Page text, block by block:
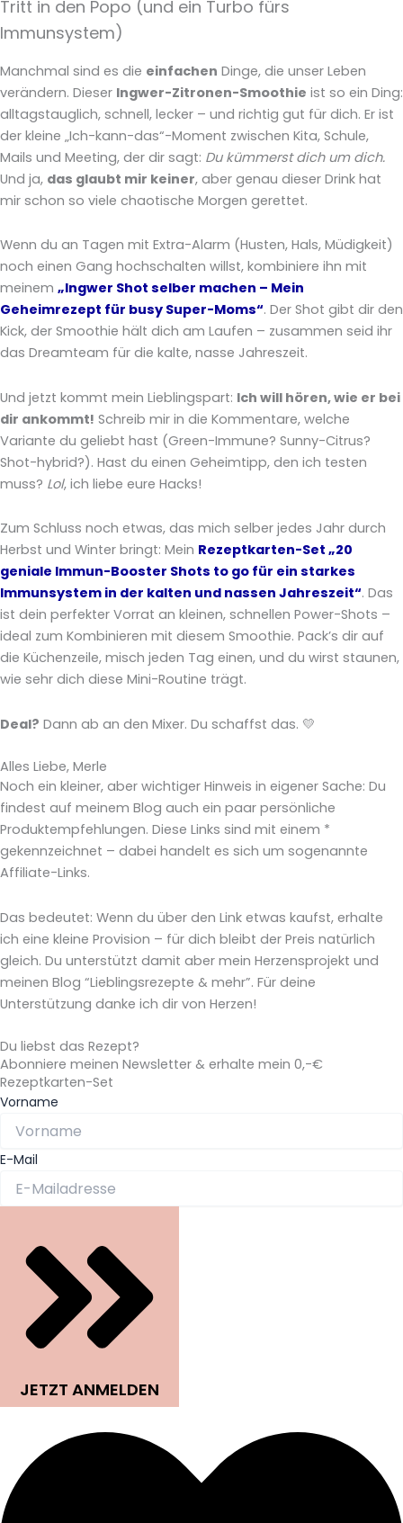
Tritt in den Popo (und ein Turbo fürs
Immunsystem)
Manchmal sind es die einfachen Dinge, die unser Leben
verändern. Dieser Ingwer-Zitronen-Smoothie ist so ein Ding:
alltagstauglich, schnell, lecker – und richtig gut für dich. Er ist
der kleine „Ich-kann-das“-Moment zwischen Kita, Schule,
Mails und Meeting, der dir sagt: Du kümmerst dich um dich.
Und ja, das glaubt mir keiner, aber genau dieser Drink hat
mir schon so viele chaotische Morgen gerettet.
Wenn du an Tagen mit Extra-Alarm (Husten, Hals, Müdigkeit)
noch einen Gang hochschalten willst, kombiniere ihn mit
meinem „Ingwer Shot selber machen – Mein
Geheimrezept für busy Super-Moms“. Der Shot gibt dir den
Kick, der Smoothie hält dich am Laufen – zusammen seid ihr
das Dreamteam für die kalte, nasse Jahreszeit.
Und jetzt kommt mein Lieblingspart: Ich will hören, wie er bei
dir ankommt! Schreib mir in die Kommentare, welche
Variante du geliebt hast (Green-Immune? Sunny-Citrus?
Shot-hybrid?). Hast du einen Geheimtipp, den ich testen
muss? Lol, ich liebe eure Hacks!
Zum Schluss noch etwas, das mich selber jedes Jahr durch
Herbst und Winter bringt: Mein Rezeptkarten-Set „20
geniale Immun-Booster Shots to go für ein starkes
Immunsystem in der kalten und nassen Jahreszeit“. Das
ist dein perfekter Vorrat an kleinen, schnellen Power-Shots –
ideal zum Kombinieren mit diesem Smoothie. Pack’s dir auf
die Küchenzeile, misch jeden Tag einen, und du wirst staunen,
wie sehr dich diese Mini-Routine trägt.
Deal? Dann ab an den Mixer. Du schaffst das. 💛
Alles Liebe, Merle
Noch ein kleiner, aber wichtiger Hinweis in eigener Sache: Du
findest auf meinem Blog auch ein paar persönliche
Produktempfehlungen. Diese Links sind mit einem *
gekennzeichnet – dabei handelt es sich um sogenannte
Affiliate-Links.
Das bedeutet: Wenn du über den Link etwas kaufst, erhalte
ich eine kleine Provision – für dich bleibt der Preis natürlich
gleich. Du unterstützt damit aber mein Herzensprojekt und
meinen Blog “Lieblingsrezepte & mehr”. Für deine
Unterstützung danke ich dir von Herzen!
Du liebst das Rezept?
Abonniere meinen Newsletter & erhalte mein 0,-€
Rezeptkarten-Set
Vorname
E-Mail
JETZT ANMELDEN